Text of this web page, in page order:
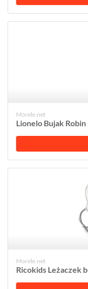
Morele.net
Lionelo Bujak
Morele.net
Ricokids Leżaczek